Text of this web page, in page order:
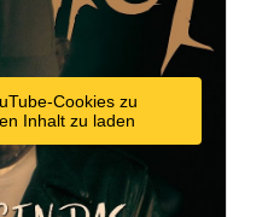
Cookies zu
Inhalt zu laden